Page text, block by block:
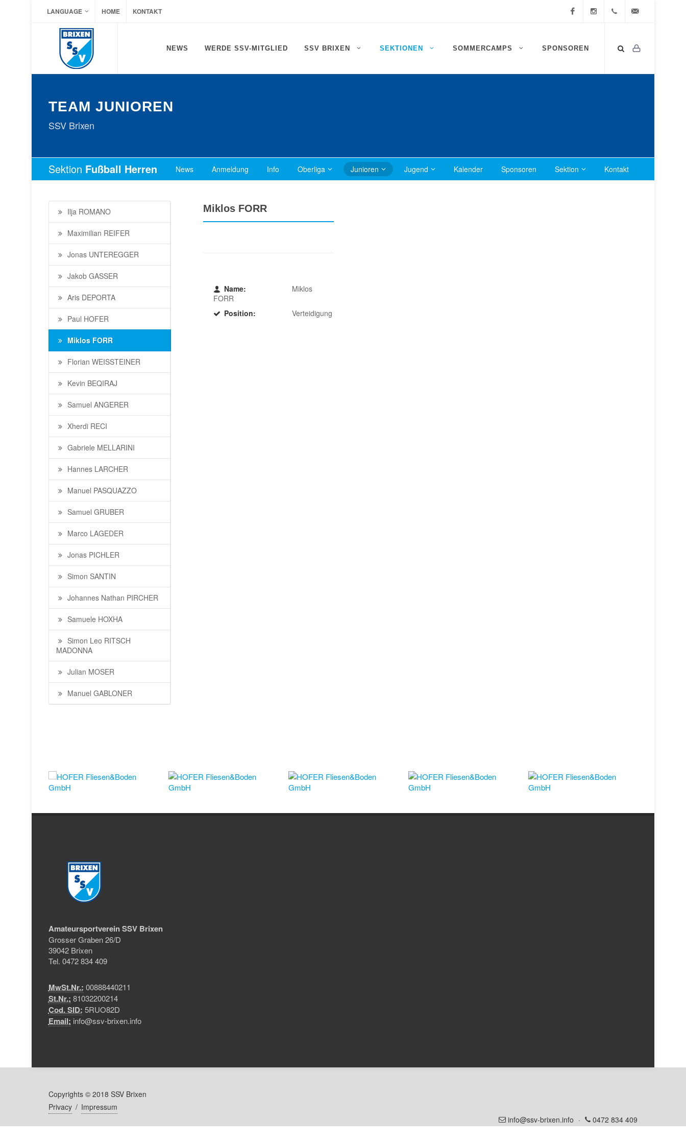
LANGUAGE HOME KONTAKT
NEWS WERDE SSV-MITGLIED SSV BRIXEN SEKTIONEN SOMMERCAMPS SPONSOREN
TEAM JUNIOREN
SSV Brixen
Sektion Fußball Herren News Anmeldung Info Oberliga Junioren Jugend Kalender Sponsoren Sektion Kontakt
Ilja ROMANO
Maximilian REIFER
Jonas UNTEREGGER
Jakob GASSER
Aris DEPORTA
Paul HOFER
Miklos FORR
Florian WEISSTEINER
Kevin BEQIRAJ
Samuel ANGERER
Xherdi RECI
Gabriele MELLARINI
Hannes LARCHER
Manuel PASQUAZZO
Samuel GRUBER
Marco LAGEDER
Jonas PICHLER
Simon SANTIN
Johannes Nathan PIRCHER
Samuele HOXHA
Simon Leo RITSCH
MADONNA
Julian MOSER
Manuel GABLONER
Miklos FORR
Name:
Miklos
FORR
Position:
Verteidigung
Amateursportverein SSV Brixen
Grosser Graben 26/D
39042 Brixen
Tel. 0472 834 409
MwSt.Nr.: 00888440211
St.Nr.: 81032200214
Cod. SID: 5RUO82D
Email: info@ssv-brixen.info
Copyrights © 2018 SSV Brixen
Privacy / Impressum
info@ssv-brixen.info · 0472 834 409